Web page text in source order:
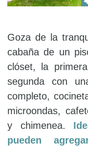
Goza de la
cabaña de un
clóset, la
segunda con
completo,
microondas,
y chimenea.
pueden